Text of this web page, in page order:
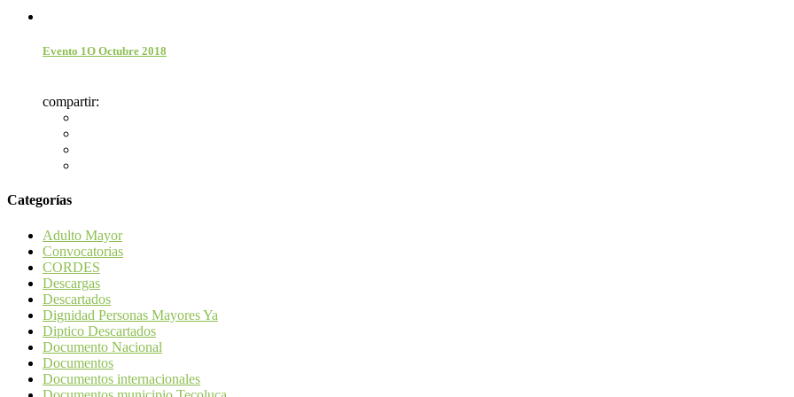
Evento 1O Octubre 2018
compartir:
Categorías
Adulto Mayor
Convocatorias
CORDES
Descargas
Descartados
Dignidad Personas Mayores Ya
Diptico Descartados
Documento Nacional
Documentos
Documentos internacionales